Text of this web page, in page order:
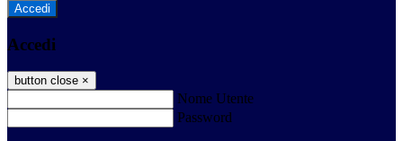
Accedi
Accedi
button close ×
Nome Utente
Password